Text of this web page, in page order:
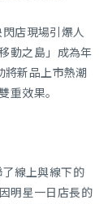
店現場引爆人
動之島」成為年
將新品上市熱潮
重效果。
線上與線下的
明星一日店長的